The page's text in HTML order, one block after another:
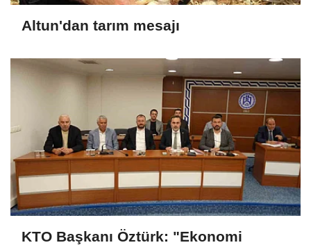
Altun'dan tarım mesajı
KTO Başkanı Öztürk: "Ekonomi